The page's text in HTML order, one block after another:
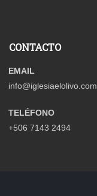
CONTACTO
EMAIL
info@iglesiaelolivo.com
TELÉFONO
+506 7143 2494